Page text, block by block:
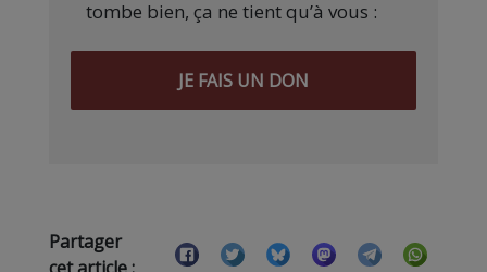
tombe bien, ça ne tient qu’à vous :
JE FAIS UN DON
Partager